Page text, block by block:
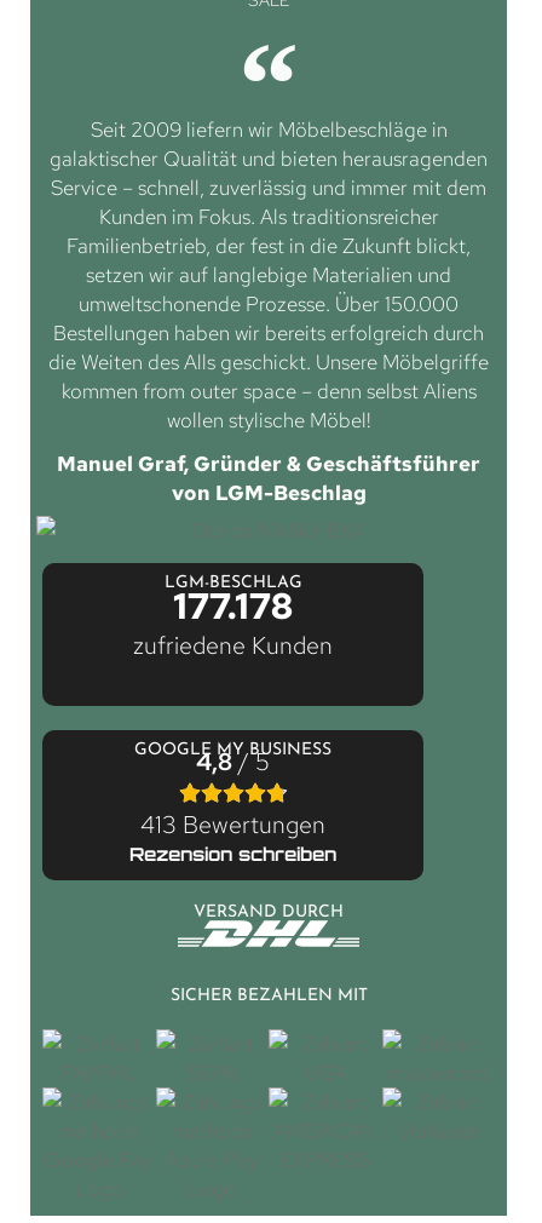
Seit 2009 liefern wir Möbelbeschläge in
galaktischer Qualität und bieten herausragenden
Service – schnell, zuverlässig und immer mit dem
Kunden im Fokus. Als traditionsreicher
Familienbetrieb, der fest in die Zukunft blickt,
setzen wir auf langlebige Materialien und
umweltschonende Prozesse. Über 150.000
Bestellungen haben wir bereits erfolgreich durch
die Weiten des Alls geschickt. Unsere Möbelgriffe
kommen from outer space – denn selbst Aliens
wollen stylische Möbel!
Manuel Graf, Gründer & Geschäftsführer
von LGM-Beschlag
LGM-BESCHLAG
177.178
zufriedene Kunden
GOOGLE MY BUSINESS
4,8/ 5
413 Bewertungen
Rezension schreiben
VERSAND DURCH
SICHER BEZAHLEN MIT